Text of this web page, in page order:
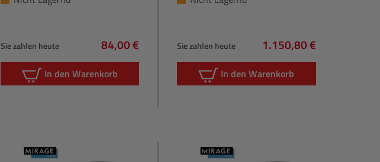
Sie zahlen heute
Regulärer Preis:
84,00 €
In den Warenkorb
Sie zahlen heute
Regulärer Preis:
1.150,80 €
In den Warenkorb